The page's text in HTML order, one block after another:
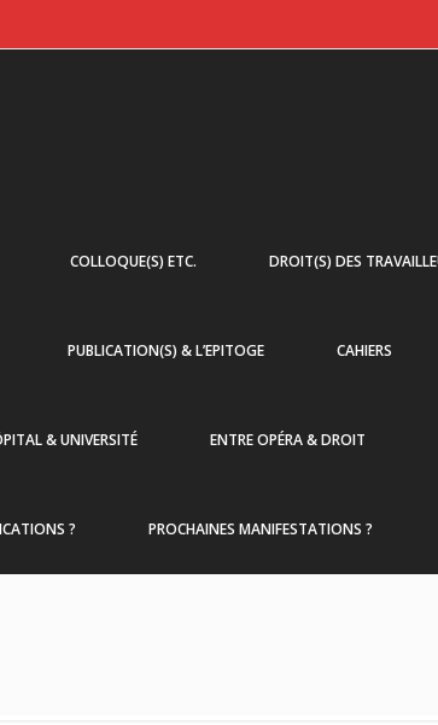
COLLOQUE(S) ETC. DROIT(S) DES
PUBLICATION(S) & L’EPITOGE CAHIERS
& UNIVERSITÉ ENTRE OPÉRA & DROIT
? PROCHAINES MANIFESTATIONS ?